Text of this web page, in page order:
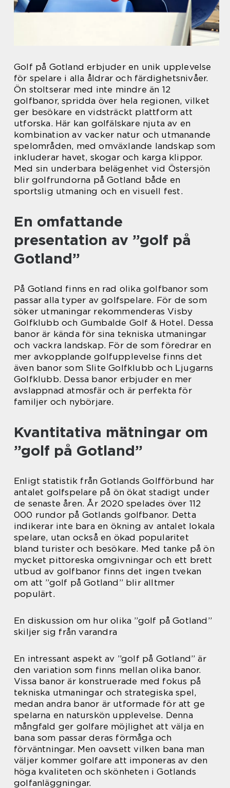
Golf på Gotland erbjuder en unik upplevelse
för spelare i alla åldrar och färdighetsnivåer.
Ön stoltserar med inte mindre än 12
golfbanor, spridda över hela regionen, vilket
ger besökare en vidsträckt plattform att
utforska. Här kan golfälskare njuta av en
kombination av vacker natur och utmanande
spelområden, med omväxlande landskap som
inkluderar havet, skogar och karga klippor.
Med sin underbara belägenhet vid Östersjön
blir golfrundorna på Gotland både en
sportslig utmaning och en visuell fest.
En omfattande
presentation av ”golf på
Gotland”
På Gotland finns en rad olika golfbanor som
passar alla typer av golfspelare. För de som
söker utmaningar rekommenderas Visby
Golfklubb och Gumbalde Golf & Hotel. Dessa
banor är kända för sina tekniska utmaningar
och vackra landskap. För de som föredrar en
mer avkopplande golfupplevelse finns det
även banor som Slite Golfklubb och Ljugarns
Golfklubb. Dessa banor erbjuder en mer
avslappnad atmosfär och är perfekta för
familjer och nybörjare.
Kvantitativa mätningar om
”golf på Gotland”
Enligt statistik från Gotlands Golfförbund har
antalet golfspelare på ön ökat stadigt under
de senaste åren. År 2020 spelades över 112
000 rundor på Gotlands golfbanor. Detta
indikerar inte bara en ökning av antalet lokala
spelare, utan också en ökad popularitet
bland turister och besökare. Med tanke på ön
mycket pittoreska omgivningar och ett brett
utbud av golfbanor finns det ingen tvekan
om att ”golf på Gotland” blir alltmer
populärt.
En diskussion om hur olika ”golf på Gotland”
skiljer sig från varandra
En intressant aspekt av ”golf på Gotland” är
den variation som finns mellan olika banor.
Vissa banor är konstruerade med fokus på
tekniska utmaningar och strategiska spel,
medan andra banor är utformade för att ge
spelarna en naturskön upplevelse. Denna
mångfald ger golfare möjlighet att välja en
bana som passar deras förmåga och
förväntningar. Men oavsett vilken bana man
väljer kommer golfare att imponeras av den
höga kvaliteten och skönheten i Gotlands
golfanläggningar.